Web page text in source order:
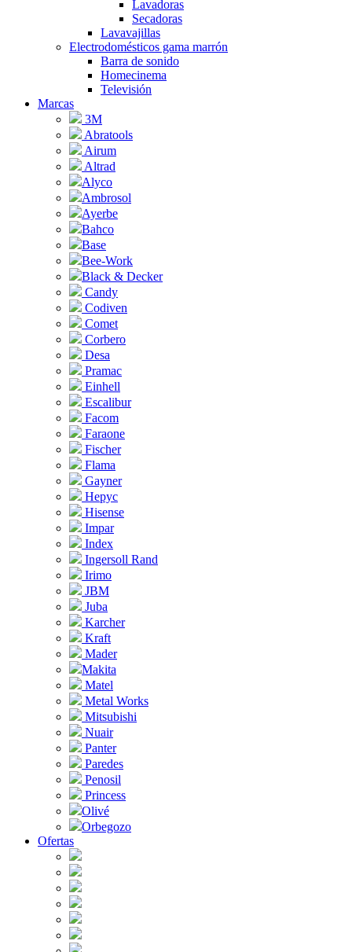
Lavadoras
Secadoras
Lavavajillas
Electrodomésticos gama marrón
Barra de sonido
Homecinema
Televisión
Marcas
3M
Abratools
Airum
Altrad
Alyco
Ambrosol
Ayerbe
Bahco
Base
Bee-Work
Black & Decker
Candy
Codiven
Comet
Corbero
Desa
Pramac
Einhell
Escalibur
Facom
Faraone
Fischer
Flama
Gayner
Hepyc
Hisense
Impar
Index
Ingersoll Rand
Irimo
JBM
Juba
Karcher
Kraft
Mader
Makita
Matel
Metal Works
Mitsubishi
Nuair
Panter
Paredes
Penosil
Princess
Olivé
Orbegozo
Ofertas